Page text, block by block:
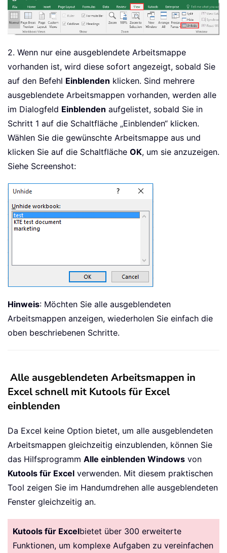
2. Wenn nur eine ausgeblendete Arbeitsmappe
vorhanden ist, wird diese sofort angezeigt, sobald Sie
auf den Befehl Einblenden klicken. Sind mehrere
ausgeblendete Arbeitsmappen vorhanden, werden alle
im Dialogfeld Einblenden aufgelistet, sobald Sie in
Schritt 1 auf die Schaltfläche „Einblenden“ klicken.
Wählen Sie die gewünschte Arbeitsmappe aus und
klicken Sie auf die Schaltfläche OK, um sie anzuzeigen.
Siehe Screenshot:
Hinweis: Möchten Sie alle ausgeblendeten
Arbeitsmappen anzeigen, wiederholen Sie einfach die
oben beschriebenen Schritte.
Alle ausgeblendeten Arbeitsmappen in
Excel schnell mit Kutools für Excel
einblenden
Da Excel keine Option bietet, um alle ausgeblendeten
Arbeitsmappen gleichzeitig einzublenden, können Sie
das Hilfsprogramm Alle einblenden Windows von
Kutools für Excel verwenden. Mit diesem praktischen
Tool zeigen Sie im Handumdrehen alle ausgeblendeten
Fenster gleichzeitig an.
Kutools für Excelbietet über 300 erweiterte
Funktionen, um komplexe Aufgaben zu vereinfachen